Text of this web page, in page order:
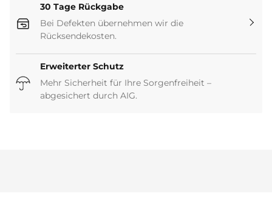
30 Tage Rückgabe
Bei Defekten übernehmen wir die
Rücksendekosten.
Erweiterter Schutz
Mehr Sicherheit für Ihre Sorgenfreiheit –
abgesichert durch AIG.